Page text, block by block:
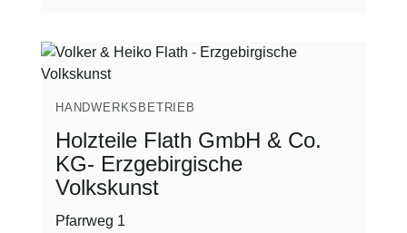
HANDWERKSBETRIEB
Holzteile Flath GmbH & Co.
KG- Erzgebirgische
Volkskunst
Pfarrweg 1